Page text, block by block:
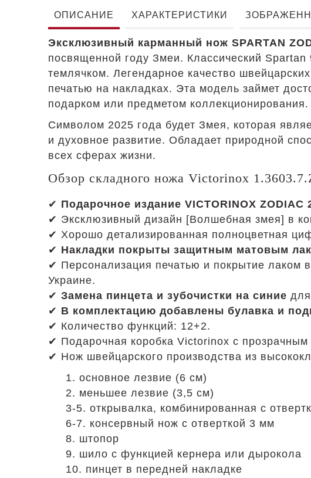
ОПИСАНИЕ ХАРАКТЕРИСТИКИ
Эксклюзивный карманный нож SPARTAN
посвященной году Змеи. Классический
темлячком. Легендарное качество
печатью на накладках. Эта модель займет
подарком или предметом коллекционирования.
Символом 2025 года будет Змея, которая
и духовное развитие. Обладает природной
всех сферах жизни.
Обзор складного ножа Victorinox
✔ Подарочное издание VICTORINOX ZODIAC
✔ Эксклюзивный дизайн [Волшебная змея] в
✔ Хорошо детализированная полноцветная
✔ Накладки покрыты защитным матовым
✔ Персонализация печатью и покрытие лаком
Украине.
✔ Замена пинцета и зубочистки на синие
✔ В комплектацию добавлены булавка и
✔ Количество функций: 12+2.
✔ Подарочная коробка Victorinox с
✔ Нож швейцарского производства из
1. основное лезвие (6 см)
2. меньшее лезвие (3,5 см)
3-5. открывалка, комбинированная с
6-7. консервный нож с отверткой 3 мм
8. штопор
9. шило с функцией кернера или дырокола
10. пинцет в передней накладке